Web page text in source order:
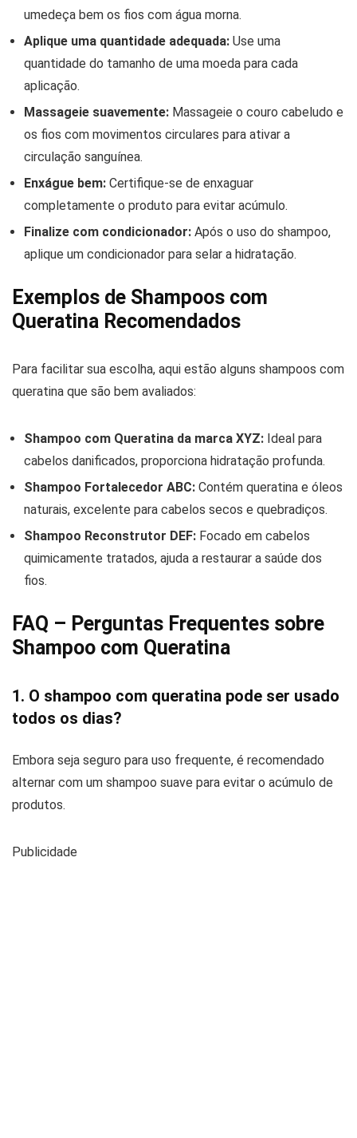
umedeça bem os fios com água morna.
Aplique uma quantidade adequada: Use uma
quantidade do tamanho de uma moeda para cada
aplicação.
Massageie suavemente: Massageie o couro cabeludo e
os fios com movimentos circulares para ativar a
circulação sanguínea.
Enxágue bem: Certifique-se de enxaguar
completamente o produto para evitar acúmulo.
Finalize com condicionador: Após o uso do shampoo,
aplique um condicionador para selar a hidratação.
Exemplos de Shampoos com
Queratina Recomendados
Para facilitar sua escolha, aqui estão alguns shampoos com
queratina que são bem avaliados:
Shampoo com Queratina da marca XYZ: Ideal para
cabelos danificados, proporciona hidratação profunda.
Shampoo Fortalecedor ABC: Contém queratina e óleos
naturais, excelente para cabelos secos e quebradiços.
Shampoo Reconstrutor DEF: Focado em cabelos
quimicamente tratados, ajuda a restaurar a saúde dos
fios.
FAQ – Perguntas Frequentes sobre
Shampoo com Queratina
1. O shampoo com queratina pode ser usado
todos os dias?
Embora seja seguro para uso frequente, é recomendado
alternar com um shampoo suave para evitar o acúmulo de
produtos.
Publicidade